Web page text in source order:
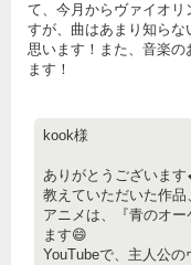
て、今月からヴァイオ
すが、曲はあまり知らな
思います！また、音楽
ます！
kook様
ありがとうございます
教えていただいた作品
アニメは、『青のオ
ます😄
YouTubeで、主人公